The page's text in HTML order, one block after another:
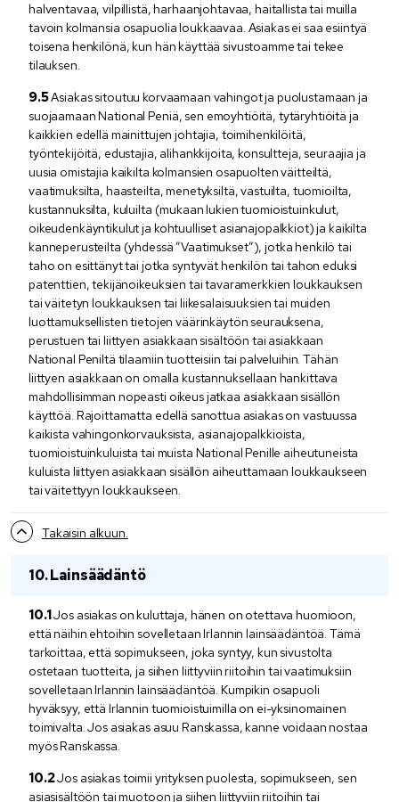
halventavaa, vilpillistä, harhaanjohtavaa, haitallista tai muilla
tavoin kolmansia osapuolia loukkaavaa. Asiakas ei saa esiintyä
toisena henkilönä, kun hän käyttää sivustoamme tai tekee
tilauksen.
Asiakas sitoutuu korvaamaan vahingot ja puolustamaan ja
suojaamaan National Peniä, sen emoyhtiöitä, tytäryhtiöitä ja
kaikkien edellä mainittujen johtajia, toimihenkilöitä,
työntekijöitä, edustajia, alihankkijoita, konsultteja, seuraajia ja
uusia omistajia kaikilta kolmansien osapuolten väitteiltä,
vaatimuksilta, haasteilta, menetyksiltä, vastuilta, tuomioilta,
kustannuksilta, kuluilta (mukaan lukien tuomioistuinkulut,
oikeudenkäyntikulut ja kohtuulliset asianajopalkkiot) ja kaikilta
kanneperusteilta (yhdessä ”Vaatimukset”), jotka henkilö tai
taho on esittänyt tai jotka syntyvät henkilön tai tahon eduksi
patenttien, tekijänoikeuksien tai tavaramerkkien loukkauksen
tai väitetyn loukkauksen tai liikesalaisuuksien tai muiden
luottamuksellisten tietojen väärinkäytön seurauksena,
perustuen tai liittyen asiakkaan sisältöön tai asiakkaan
National Peniltä tilaamiin tuotteisiin tai palveluihin. Tähän
liittyen asiakkaan on omalla kustannuksellaan hankittava
mahdollisimman nopeasti oikeus jatkaa asiakkaan sisällön
käyttöä. Rajoittamatta edellä sanottua asiakas on vastuussa
kaikista vahingonkorvauksista, asianajopalkkioista,
tuomioistuinkuluista tai muista National Penille aiheutuneista
kuluista liittyen asiakkaan sisällön aiheuttamaan loukkaukseen
tai väitettyyn loukkaukseen.
Takaisin alkuun.
Lainsäädäntö
Jos asiakas on kuluttaja, hänen on otettava huomioon,
että näihin ehtoihin sovelletaan Irlannin lainsäädäntöä. Tämä
tarkoittaa, että sopimukseen, joka syntyy, kun sivustolta
ostetaan tuotteita, ja siihen liittyviin riitoihin tai vaatimuksiin
sovelletaan Irlannin lainsäädäntöä. Kumpikin osapuoli
hyväksyy, että Irlannin tuomioistuimilla on ei-yksinomainen
toimivalta. Jos asiakas asuu Ranskassa, kanne voidaan nostaa
myös Ranskassa.
Jos asiakas toimii yrityksen puolesta, sopimukseen, sen
asiasisältöön tai muotoon ja siihen liittyviin riitoihin tai